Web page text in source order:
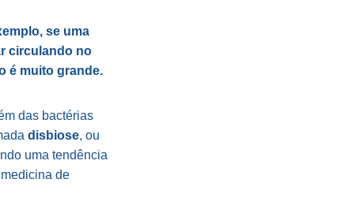
se uma
circulando no
é muito grande.
das bactérias
disbiose, ou
uma tendência
de